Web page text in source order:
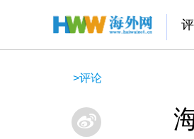
>评论